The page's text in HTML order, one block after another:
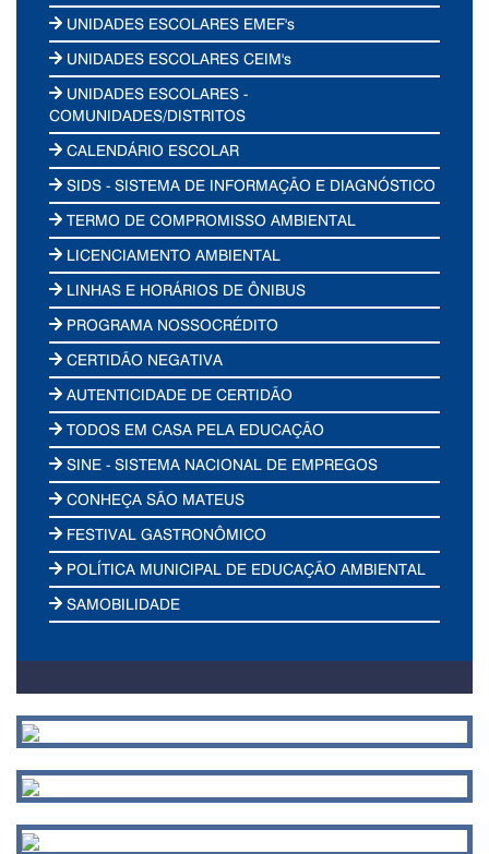
UNIDADES ESCOLARES EMEF's
UNIDADES ESCOLARES CEIM's
UNIDADES ESCOLARES -
COMUNIDADES/DISTRITOS
CALENDÁRIO ESCOLAR
SIDS - SISTEMA DE INFORMAÇÃO E DIAGNÓSTICO
TERMO DE COMPROMISSO AMBIENTAL
LICENCIAMENTO AMBIENTAL
LINHAS E HORÁRIOS DE ÔNIBUS
PROGRAMA NOSSOCRÉDITO
CERTIDÃO NEGATIVA
AUTENTICIDADE DE CERTIDÃO
TODOS EM CASA PELA EDUCAÇÃO
SINE - SISTEMA NACIONAL DE EMPREGOS
CONHEÇA SÃO MATEUS
FESTIVAL GASTRONÔMICO
POLÍTICA MUNICIPAL DE EDUCAÇÃO AMBIENTAL
SAMOBILIDADE